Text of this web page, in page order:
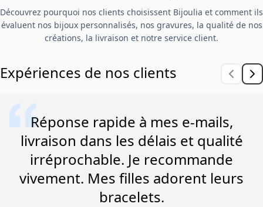
Découvrez pourquoi nos clients choisissent Bijoulia et comment ils
évaluent nos bijoux personnalisés, nos gravures, la qualité de nos
créations, la livraison et notre service client.
Expériences de nos clients
Réponse rapide à mes e-mails,
livraison dans les délais et qualité
irréprochable. Je recommande
vivement. Mes filles adorent leurs
bracelets.